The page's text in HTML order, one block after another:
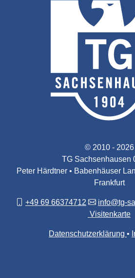
© 2010 - 2026
TG Sachsenhausen
Peter Härdtner • Babenhäuser
Frankfurt
+49 69 66374712
info@tg-
Visitenkarte
Datenschutzerklärung